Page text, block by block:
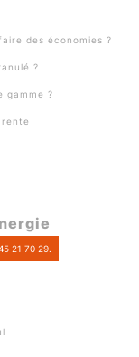
des économies ?
?
gamme ?
21 70 29.